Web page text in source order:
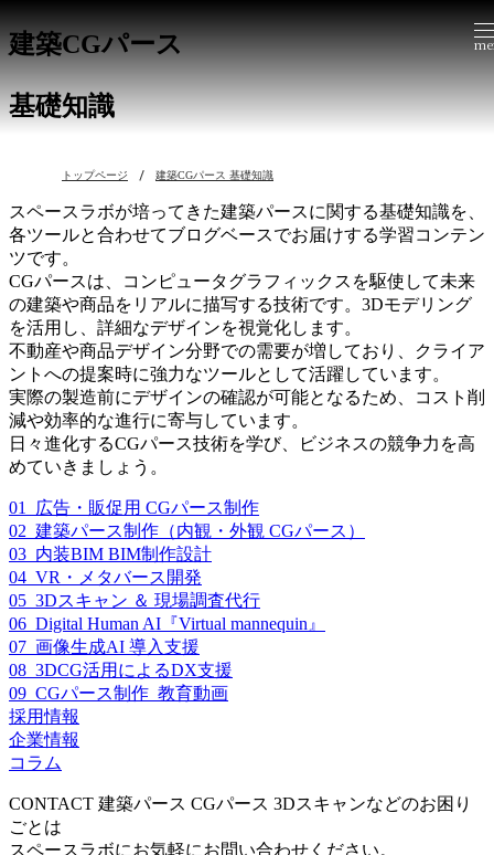
建築CGパース
基礎知識
トップページ 建築CGパース 基礎知識
スペースラボが培ってきた建築パースに関する基礎知識を、
各ツールと合わせてブログベースでお届けする学習コンテン
ツです。
CGパースは、コンピュータグラフィックスを駆使して未来
の建築や商品をリアルに描写する技術です。3Dモデリング
を活用し、詳細なデザインを視覚化します。
不動産や商品デザイン分野での需要が増しており、クライア
ントへの提案時に強力なツールとして活躍しています。
実際の製造前にデザインの確認が可能となるため、コスト削
減や効率的な進行に寄与しています。
日々進化するCGパース技術を学び、ビジネスの競争力を高
めていきましょう。
01_広告・販促用 CGパース制作
02_建築パース制作（内観・外観 CGパース）
03_内装BIM BIM制作設計
04_VR・メタバース開発
05_3Dスキャン ＆ 現場調査代行
06_Digital Human AI『Virtual mannequin』
07_画像生成AI 導入支援
08_3DCG活用によるDX支援
09_CGパース制作_教育動画
採用情報
企業情報
コラム
CONTACT 建築パース CGパース 3Dスキャンなどのお困り
ごとは
スペースラボにお気軽にお問い合わせください。